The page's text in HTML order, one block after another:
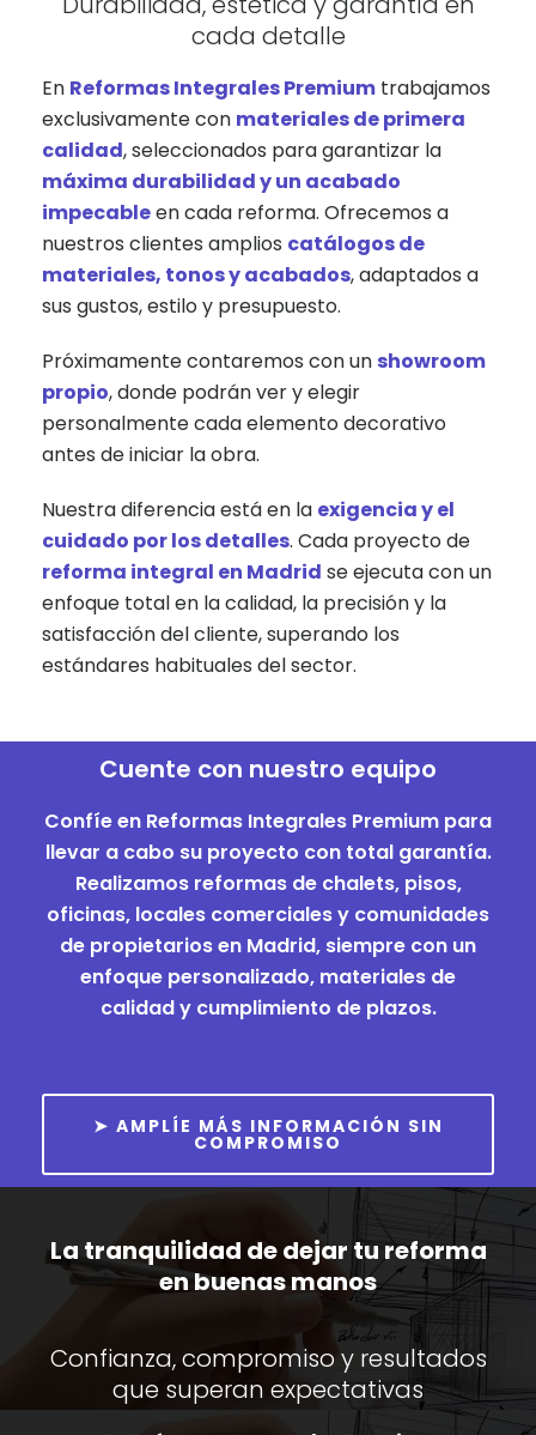
cada detalle
En Reformas Integrales Premium trabajamos
exclusivamente con materiales de primera
calidad, seleccionados para garantizar la
máxima durabilidad y un acabado
impecableen cada reforma. Ofrecemos a
nuestros clientes amplios catálogos de
materiales, tonos y acabados, adaptados a
sus gustos, estilo y presupuesto.
Próximamente contaremos con un showroom
propio, donde podrán ver y elegir
personalmente cada elemento decorativo
antes de iniciar la obra.
Nuestra diferencia está en la exigencia y el
cuidado por los detalles. Cada proyecto de
reforma integral en Madrid se ejecuta con un
enfoque total en la calidad, la precisión y la
satisfacción del cliente, superando los
estándares habituales del sector.
Cuente con nuestro equipo
Confíe en Reformas Integrales Premium para
llevar a cabo su proyecto con total garantía.
Realizamos reformas de chalets, pisos,
oficinas, locales comerciales y comunidades
de propietarios en Madrid, siempre con un
enfoque personalizado, materiales de
calidad y cumplimiento de plazos.
➤ AMPLÍE MÁS INFORMACIÓN SIN
COMPROMISO
La tranquilidad de dejar tu reforma
en buenas manos
Confianza, compromiso y resultados
que superan expectativas